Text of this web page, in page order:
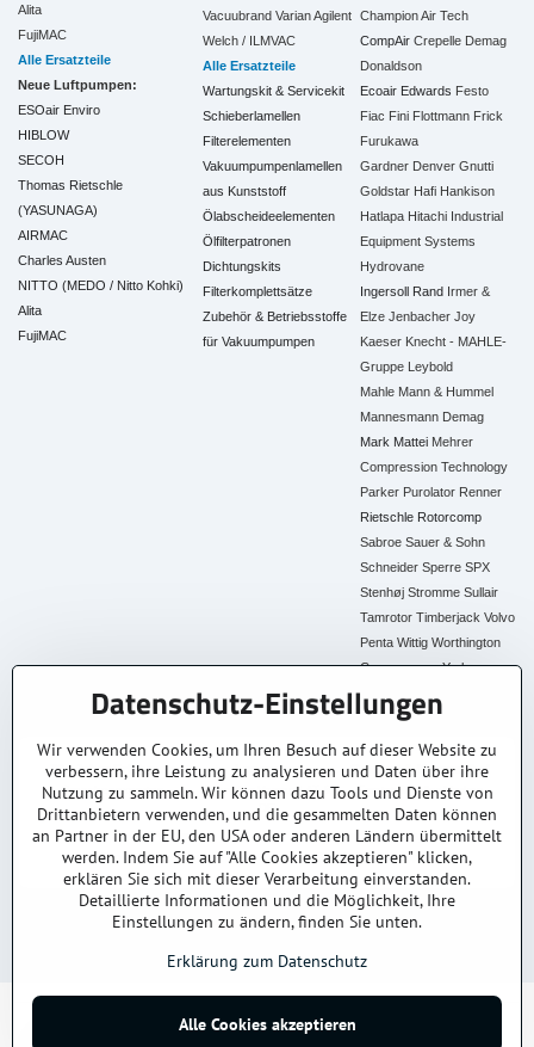
Alita
FujiMAC
Alle Ersatzteile
Neue Luftpumpen:
ESOair Enviro
HIBLOW
SECOH
Thomas Rietschle
(YASUNAGA)
AIRMAC
Charles Austen
NITTO (MEDO / Nitto Kohki)
Alita
FujiMAC
Vacuubrand Varian Agilent
Welch / ILMVAC
Alle Ersatzteile
Wartungskit & Servicekit
Schieberlamellen
Filterelementen
Vakuumpumpenlamellen
aus Kunststoff
Ölabscheideelementen
Ölfilterpatronen
Dichtungskits
Filterkomplettsätze
Zubehör & Betriebsstoffe
für Vakuumpumpen
Champion Air Tech
CompAir Crepelle Demag
Donaldson
Ecoair Edwards Festo
Fiac Fini Flottmann Frick
Furukawa
Gardner Denver Gnutti
Goldstar Hafi Hankison
Hatlapa Hitachi Industrial
Equipment Systems
Hydrovane
Ingersoll Rand Irmer &
Elze Jenbacher Joy
Kaeser Knecht - MAHLE-
Gruppe Leybold
Mahle Mann & Hummel
Mannesmann Demag
Mark Mattei Mehrer
Compression Technology
Parker Purolator Renner
Rietschle Rotorcomp
Sabroe Sauer & Sohn
Schneider Sperre SPX
Stenhøj Stromme Sullair
Tamrotor Timberjack Volvo
Penta Wittig Worthington
Creyssensac York
Alle Ersatzteile
30+ Jahre Erfahrung
Branchenexperten
Lagerware
Schneller Versand AT &
DE
Original & Kompatibel
Ersatzteile aller Marken
Faire Preise
Top Preis-Leistung
Fachberatung
Persönlich & kompetent
AGBVersand & LieferungKontakt / Anfrage
© 2026Urheberrecht
Datenschutz-Einstellungen
Wir verwenden Cookies, um Ihren Besuch auf dieser Website zu
verbessern, ihre Leistung zu analysieren und Daten über ihre
Nutzung zu sammeln. Wir können dazu Tools und Dienste von
Drittanbietern verwenden, und die gesammelten Daten können
an Partner in der EU, den USA oder anderen Ländern übermittelt
werden. Indem Sie auf "Alle Cookies akzeptieren" klicken,
erklären Sie sich mit dieser Verarbeitung einverstanden.
Detaillierte Informationen und die Möglichkeit, Ihre
Einstellungen zu ändern, finden Sie unten.
Erklärung zum Datenschutz
Alle Cookies akzeptieren